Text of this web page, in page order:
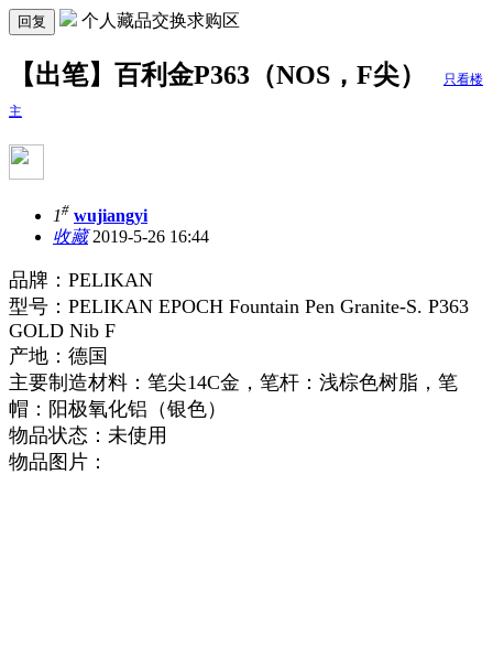
回复 个人藏品交换求购区
【出笔】百利金P363（NOS，F尖） 只看楼
主
1# wujiangyi
收藏2019-5-26 16:44
品牌：PELIKAN
型号：PELIKAN EPOCH Fountain Pen Granite-S. P363
GOLD Nib F
产地：德国
主要制造材料：笔尖14C金，笔杆：浅棕色树脂，笔
帽：阳极氧化铝（银色）
物品状态：未使用
物品图片：